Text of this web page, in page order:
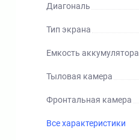
Диагональ
Тип экрана
Емкость аккумулятора
Тыловая камера
Фронтальная камера
Все характеристики